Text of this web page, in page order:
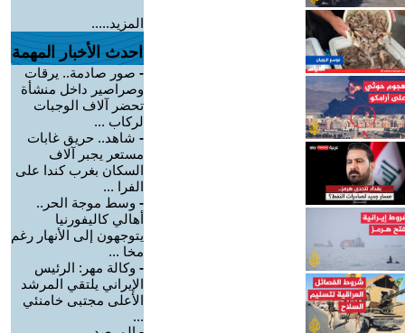
المزيد.....
احدث الأخبار المهمة
- صور صادمة.. يرقات
وصراصير داخل منشأة
تحضر آلاف الوجبات
لركاب ...
- شاهد.. حريق غابات
مستعر يجبر آلاف
السكان بغرب كندا على
الفرا ...
- وسط موجة الحر..
أهالي كاليفورنيا
يتوجهون إلى الأنهار رغم
مخا ...
- وكالة مهر: الرئيس
الإيراني يلتقي المرشد
الأعلى مجتبى خامنئي
...